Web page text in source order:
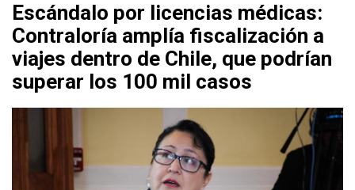
Escándalo por licencias médicas:
Contraloría amplía fiscalización a
viajes dentro de Chile, que podrían
superar los 100 mil casos